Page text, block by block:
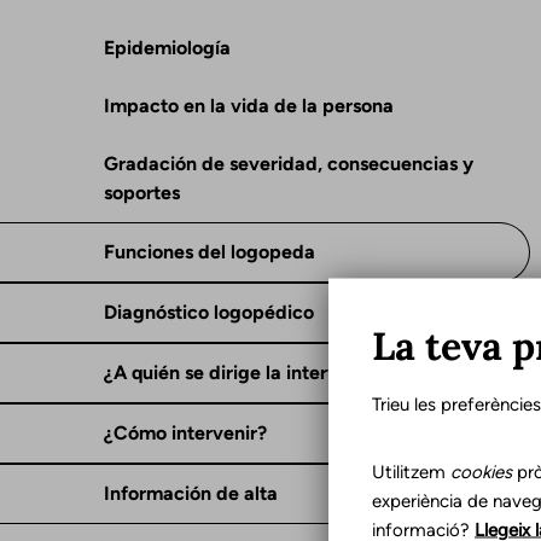
Epidemiología
Impacto en la vida de la persona
Gradación de severidad, consecuencias y
soportes
Funciones del logopeda
Diagnóstico logopédico
¿A quién se dirige la intervención?
¿Cómo intervenir?
Información de alta
La teva
Trieu les
Utilitzem cookies
experiència de
informació? Llegeix